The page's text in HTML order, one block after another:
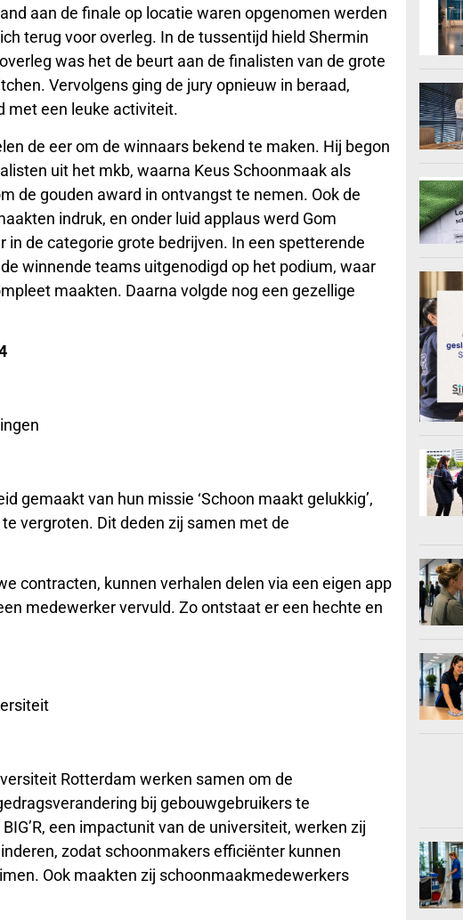
aan de finale op locatie waren opgenomen werden
terug voor overleg. In de tussentijd hield Shermin
was het de beurt aan de finalisten van de grote
Vervolgens ging de jury opnieuw in beraad,
met een leuke activiteit.
de eer om de winnaars bekend te maken. Hij begon
uit het mkb, waarna Keus Schoonmaak als
de gouden award in ontvangst te nemen. Ook de
indruk, en onder luid applaus werd Gom
in de categorie grote bedrijven. In een spetterende
winnende teams uitgenodigd op het podium, waar
maakten. Daarna volgde nog een gezellige
gemaakt van hun missie ‘Schoon maakt gelukkig’,
vergroten. Dit deden zij samen met de
contracten, kunnen verhalen delen via een eigen app
medewerker vervuld. Zo ontstaat er een hechte en
Rotterdam werken samen om de
bij gebouwgebruikers te
een impactunit van de universiteit, werken zij
zodat schoonmakers efficiënter kunnen
Ook maakten zij schoonmaakmedewerkers